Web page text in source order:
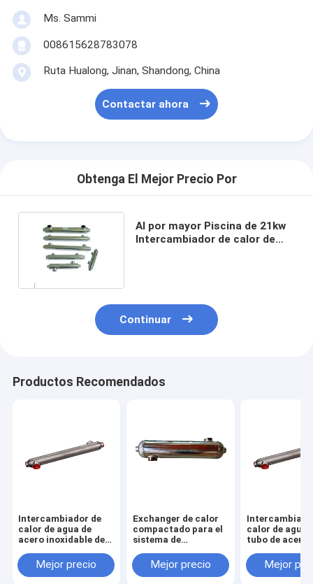
Ms. Sammi
008615628783078
Ruta Hualong, Jinan, Shandong, China
Contactar ahora
Obtenga El Mejor Precio Por
Al por mayor Piscina de 21kw
Intercambiador de calor de
Continuar
Productos Recomendados
Intercambiador de
calor de agua de
acero inoxidable de
calor de alta
velocidad para
Mejor precio
Exchanger de calor
compactado para el
sistema de
recuperación de
calor
Mejor precio
calor de agua
tubo de acero
piscinas
Mejor